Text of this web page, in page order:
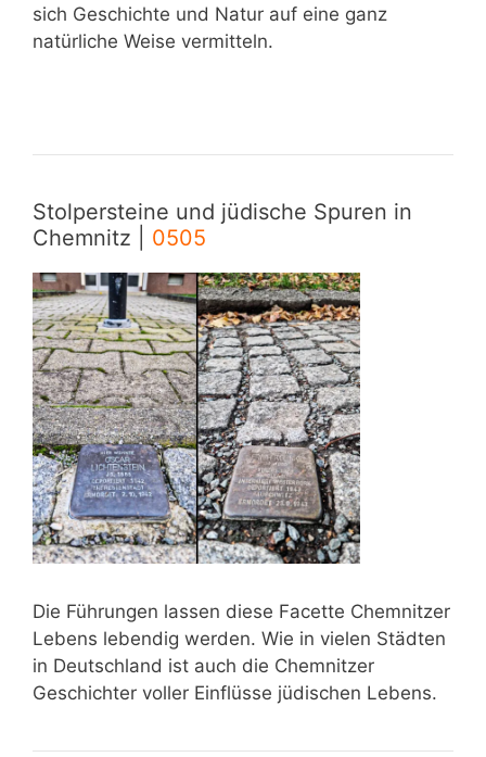
sich Geschichte und Natur auf eine ganz
natürliche Weise vermitteln.
Stolpersteine und jüdische Spuren in
Chemnitz | 0505
Die Führungen lassen diese Facette Chemnitzer
Lebens lebendig werden. Wie in vielen Städten
in Deutschland ist auch die Chemnitzer
Geschichter voller Einflüsse jüdischen Lebens.